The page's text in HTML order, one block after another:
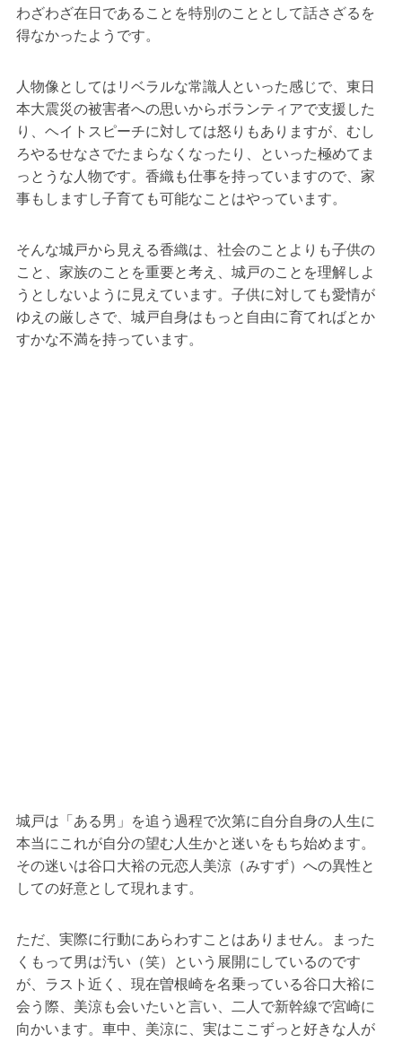
わざわざ在日であることを特別のこととして話さざるを
得なかったようです。
人物像としてはリベラルな常識人といった感じで、東日
本大震災の被害者への思いからボランティアで支援した
り、ヘイトスピーチに対しては怒りもありますが、むし
ろやるせなさでたまらなくなったり、といった極めてま
っとうな人物です。香織も仕事を持っていますので、家
事もしますし子育ても可能なことはやっています。
そんな城戸から見える香織は、社会のことよりも子供の
こと、家族のことを重要と考え、城戸のことを理解しよ
うとしないように見えています。子供に対しても愛情が
ゆえの厳しさで、城戸自身はもっと自由に育てればとか
すかな不満を持っています。
城戸は「ある男」を追う過程で次第に自分自身の人生に
本当にこれが自分の望む人生かと迷いをもち始めます。
その迷いは谷口大裕の元恋人美涼（みすず）への異性と
しての好意として現れます。
ただ、実際に行動にあらわすことはありません。まった
くもって男は汚い（笑）という展開にしているのです
が、ラスト近く、現在曽根崎を名乗っている谷口大裕に
会う際、美涼も会いたいと言い、二人で新幹線で宮崎に
向かいます。車中、美涼に、実はここずっと好きな人が